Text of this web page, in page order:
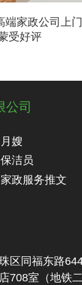
端家政公司上门
受好评
公司
月嫂
保洁员
家政服务推文
区同福东路
708室（地铁‬